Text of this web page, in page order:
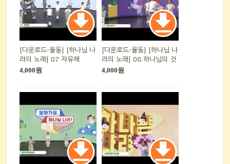
[다운로드-율동] [하나님 나
라의 노래] 07 자유해
4,000원
[다운로드-율동] [하나님 나
라의 노래] 08 하나님의 것
4,000원